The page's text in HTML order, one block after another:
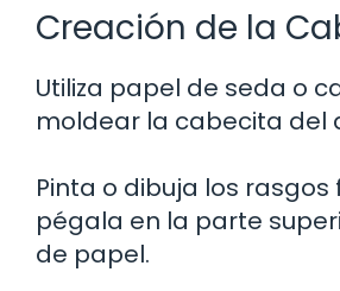
Creación de la
Utiliza papel de seda o
moldear la cabecita del
Pinta o dibuja los rasgos
pégala en la parte
de papel.